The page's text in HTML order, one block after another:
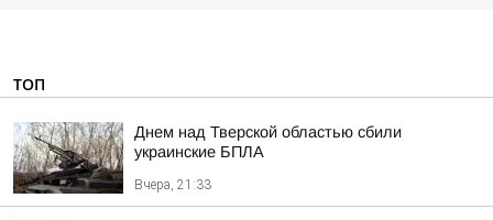
ТОП
Днем над Тверской областью сбили
украинские БПЛА
Вчера, 21:33